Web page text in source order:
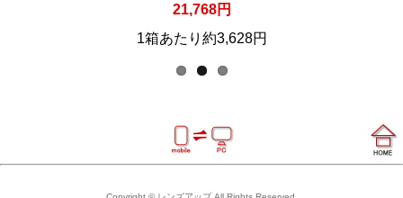
21,768円
1箱あたり約3,628円